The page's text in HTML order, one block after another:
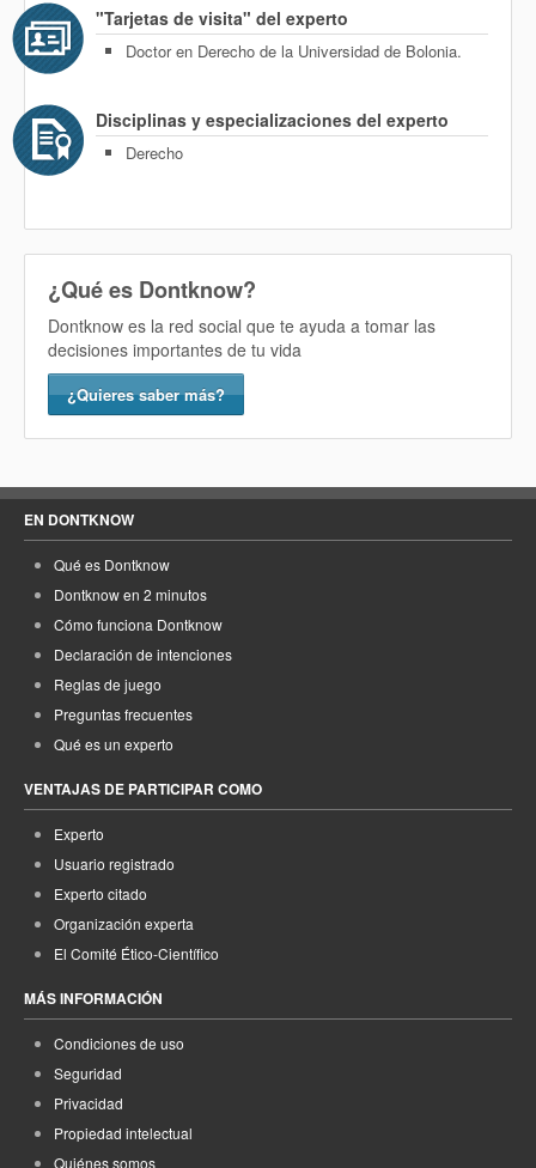
"Tarjetas de visita" del experto
Doctor en Derecho de la Universidad de Bolonia.
Disciplinas y especializaciones del experto
Derecho
¿Qué es Dontknow?
Dontknow es la red social que te ayuda a tomar las
decisiones importantes de tu vida
¿Quieres saber más?
EN DONTKNOW
Qué es Dontknow
Dontknow en 2 minutos
Cómo funciona Dontknow
Declaración de intenciones
Reglas de juego
Preguntas frecuentes
Qué es un experto
VENTAJAS DE PARTICIPAR COMO
Experto
Usuario registrado
Experto citado
Organización experta
El Comité Ético-Científico
MÁS INFORMACIÓN
Condiciones de uso
Seguridad
Privacidad
Propiedad intelectual
Quiénes somos